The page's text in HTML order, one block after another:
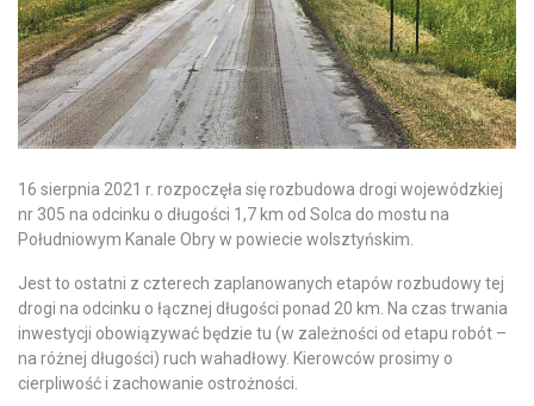
16 sierpnia 2021 r. rozpoczęła się rozbudowa drogi wojewódzkiej
nr 305 na odcinku o długości 1,7 km od Solca do mostu na
Południowym Kanale Obry w powiecie wolsztyńskim.
Jest to ostatni z czterech zaplanowanych etapów rozbudowy tej
drogi na odcinku o łącznej długości ponad 20 km. Na czas trwania
inwestycji obowiązywać będzie tu (w zależności od etapu robót –
na różnej długości) ruch wahadłowy. Kierowców prosimy o
cierpliwość i zachowanie ostrożności.